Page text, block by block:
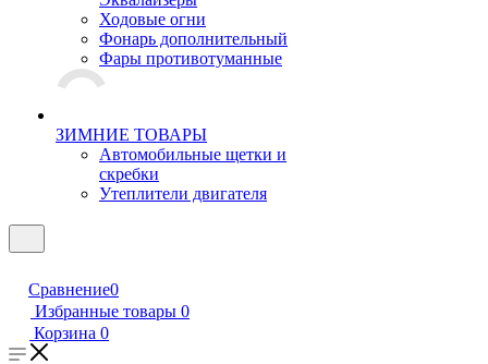
Ходовые огни
Фонарь дополнительный
Фары противотуманные
ЗИМНИЕ ТОВАРЫ
Автомобильные щетки и
скребки
Утеплители двигателя
Сравнение0
Избранные товары 0
Корзина 0